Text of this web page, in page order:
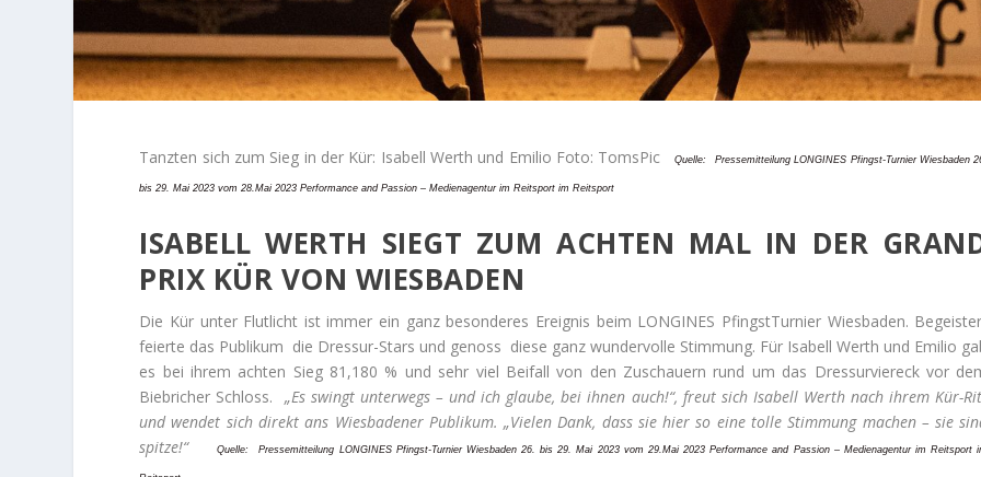
Tanzten sich zum Sieg in der Kür: Isabell Werth und Emilio Foto: TomsPicQuelle: Pressemitteilung LONGINES Pfingst-Turnier Wiesbaden
bis 29. Mai 2023 vom 28.Mai 2023 Performance and Passion – Medienagentur im Reitsport im Reitsport
ISABELL WERTH SIEGT ZUM ACHTEN MAL IN DER
PRIX KÜR VON WIESBADEN
Die Kür unter Flutlicht ist immer ein ganz besonderes Ereignis beim LONGINES PfingstTurnier Wiesbaden.
feierte das Publikum die Dressur-Stars und genoss diese ganz wundervolle Stimmung. Für Isabell Werth und Emilio
es bei ihrem achten Sieg 81,180 % und sehr viel Beifall von den Zuschauern rund um das Dressurviereck vor
Biebricher Schloss. „Es swingt unterwegs – und ich glaube, bei ihnen auch!“, freut sich Isabell Werth nach ihrem Kür-
und wendet sich direkt ans Wiesbadener Publikum. „Vielen Dank, dass sie hier so eine tolle Stimmung machen – sie
spitze!“Quelle: Pressemitteilung LONGINES Pfingst-Turnier Wiesbaden 26. bis 29. Mai 2023 vom 29.Mai 2023 Performance and Passion – Medienagentur im Reitsport